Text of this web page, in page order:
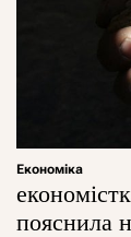
Економіка
пояснила